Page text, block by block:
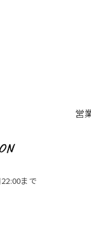
営
22:00まで